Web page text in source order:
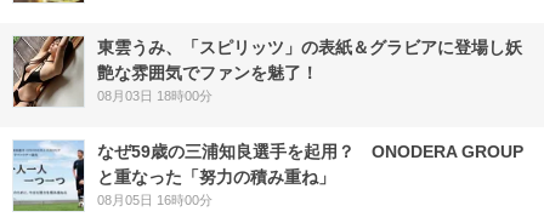
東雲うみ、「スピリッツ」の表紙＆グラビアに登場し妖
艶な雰囲気でファンを魅了！
08月03日 18時00分
なぜ59歳の三浦知良選手を起用？ ONODERA GROUP
と重なった「努力の積み重ね」
08月05日 16時00分